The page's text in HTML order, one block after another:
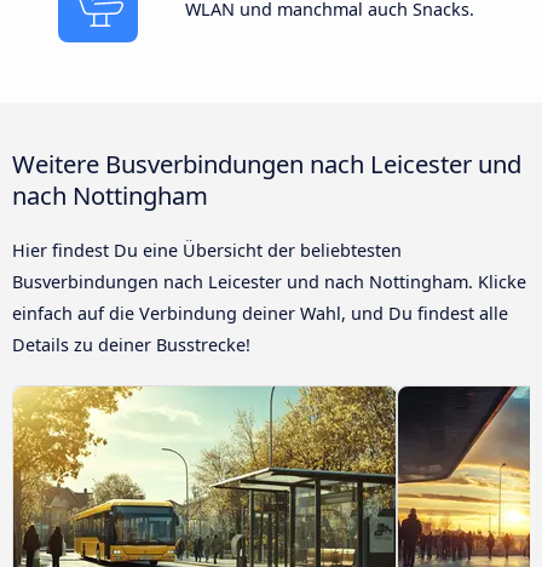
WLAN und manchmal auch Snacks.
Weitere Busverbindungen nach Leicester und
nach Nottingham
Hier findest Du eine Übersicht der beliebtesten
Busverbindungen nach Leicester und nach Nottingham. Klicke
einfach auf die Verbindung deiner Wahl, und Du findest alle
Details zu deiner Busstrecke!